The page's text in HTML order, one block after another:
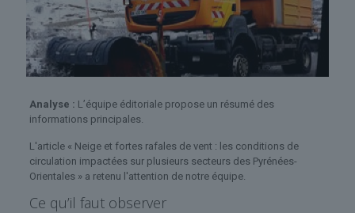
Analyse : L’équipe éditoriale propose un résumé des
informations principales.
L'article « Neige et fortes rafales de vent : les conditions de
circulation impactées sur plusieurs secteurs des Pyrénées-
Orientales » a retenu l'attention de notre équipe.
Ce qu’il faut observer